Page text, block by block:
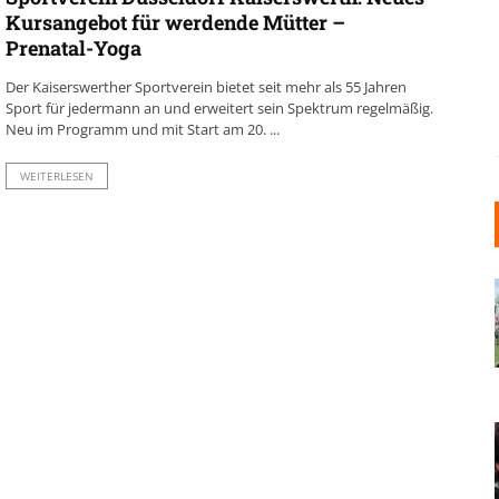
Kursangebot für werdende Mütter –
Prenatal-Yoga
Der Kaiserswerther Sportverein bietet seit mehr als 55 Jahren
Sport für jedermann an und erweitert sein Spektrum regelmäßig.
Neu im Programm und mit Start am 20. ...
WEITERLESEN